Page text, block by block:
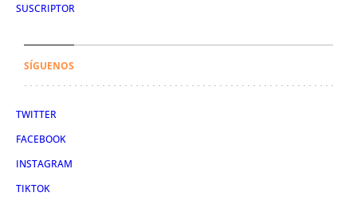
SUSCRIPTOR
SÍGUENOS
TWITTER
FACEBOOK
INSTAGRAM
TIKTOK